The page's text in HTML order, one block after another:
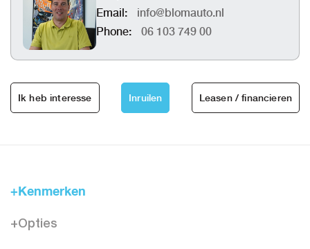
Email:
info@blomauto.nl
Phone:
06 103 749 00
Ik heb interesse Inruilen Leasen / financieren
+Kenmerken
+Opties